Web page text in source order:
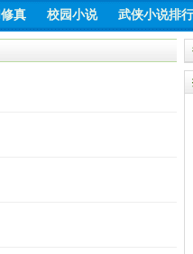
真 校园小说 武侠小说排